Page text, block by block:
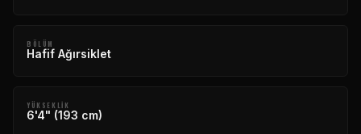
BÖLÜM
Hafif Ağırsiklet
YÜKSEKLIK
6'4" (193 cm)